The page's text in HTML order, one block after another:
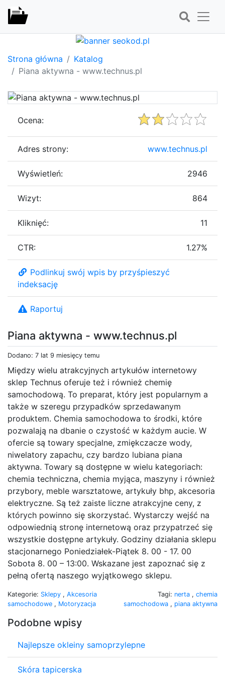
Strona główna
Katalog
Piana aktywna - www.technus.pl
Piana aktywna - www.technus.pl
Dodano: 7 lat 9 miesięcy temu
Między wielu atrakcyjnych artykułów internetowy
sklep Technus oferuje też i również chemię
samochodową. To preparat, który jest popularnym a
także w szeregu przypadków sprzedawanym
produktem. Chemia samochodowa to środki, które
pozwalają na dbanie o czystość w każdym aucie. W
ofercie są towary specjalne, zmiękczacze wody,
niwelatory zapachu, czy bardzo lubiana piana
aktywna. Towary są dostępne w wielu kategoriach:
chemia techniczna, chemia myjąca, maszyny i również
przybory, meble warsztatowe, artykuły bhp, akcesoria
elektryczne. Są też zaiste liczne atrakcyjne ceny, z
których powinno się skorzystać. Wystarczy wejść na
odpowiednią stronę internetową oraz przypatrzeć się
wszystkie dostępne artykuły. Godziny działania sklepu
stacjonarnego Poniedziałek-Piątek 8. 00 - 17. 00
Sobota 8. 00 – 13:00. Wskazane jest zapoznać się z
pełną ofertą naszego wyjątkowego sklepu.
Kategorie: Sklepy , Akcesoria
samochodowe , Motoryzacja
Tagi: nerta , chemia
samochodowa , piana aktywna
Podobne wpisy
Najlepsze okleiny samoprzylepne
Skóra tapicerska
Ocena:
Adres strony: www.technus.pl
Wyświetleń: 2946
Wizyt: 864
Kliknięć: 11
CTR: 1.27%
Podlinkuj swój wpis by przyśpieszyć
indeksację
Raportuj